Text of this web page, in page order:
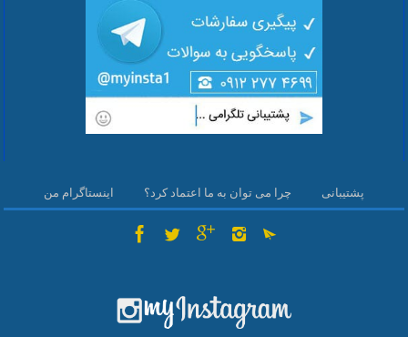
اینستاگرام من چرا می توان به ما اعتماد کرد؟ پشتیبانی